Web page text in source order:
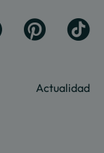
Actualidad